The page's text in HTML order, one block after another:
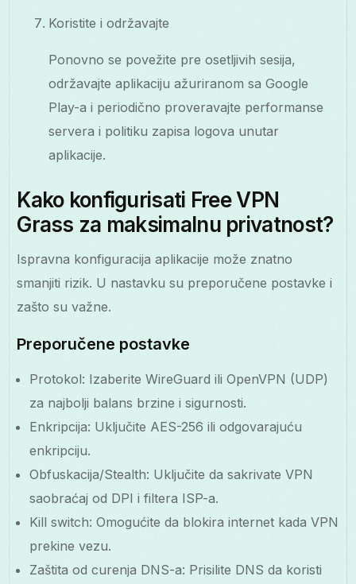
Koristite i održavajte
Ponovno se povežite pre osetljivih sesija,
održavajte aplikaciju ažuriranom sa Google
Play-a i periodično proveravajte performanse
servera i politiku zapisa logova unutar
aplikacije.
Kako konfigurisati Free VPN
Grass za maksimalnu privatnost?
Ispravna konfiguracija aplikacije može znatno
smanjiti rizik. U nastavku su preporučene postavke i
zašto su važne.
Preporučene postavke
Protokol: Izaberite WireGuard ili OpenVPN (UDP)
za najbolji balans brzine i sigurnosti.
Enkripcija: Uključite AES-256 ili odgovarajuću
enkripciju.
Obfuskacija/Stealth: Uključite da sakrivate VPN
saobraćaj od DPI i filtera ISP-a.
Kill switch: Omogućite da blokira internet kada VPN
prekine vezu.
Zaštita od curenja DNS-a: Prisilite DNS da koristi